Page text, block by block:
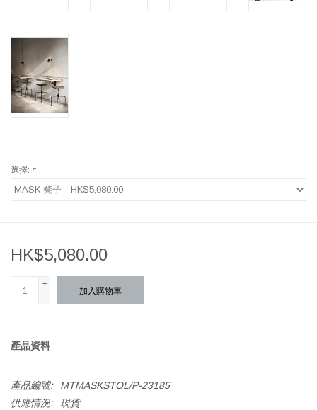
選擇: *
HK$5,080.00
+
-
加入購物車
產品資料
產品編號:
MTMASKSTOL/P-23185
供應情況:
現貨